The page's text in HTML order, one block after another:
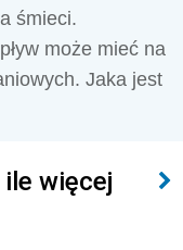
śmieci.
może mieć na
Jaka jest
więcej